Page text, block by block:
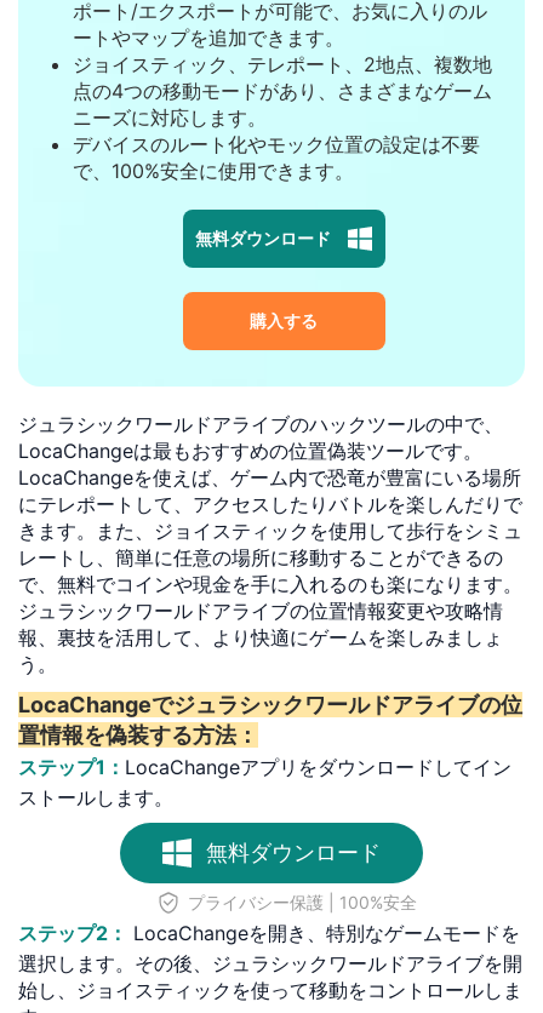
ポート/エクスポートが可能で、お気に入りのル
ートやマップを追加できます。
ジョイスティック、テレポート、2地点、複数地
点の4つの移動モードがあり、さまざまなゲーム
ニーズに対応します。
デバイスのルート化やモック位置の設定は不要
で、100%安全に使用できます。
無料ダウンロード
購入する
ジュラシックワールドアライブのハックツールの中で、
LocaChangeは最もおすすめの位置偽装ツールです。
LocaChangeを使えば、ゲーム内で恐竜が豊富にいる場所
にテレポートして、アクセスしたりバトルを楽しんだりで
きます。また、ジョイスティックを使用して歩行をシミュ
レートし、簡単に任意の場所に移動することができるの
で、無料でコインや現金を手に入れるのも楽になります。
ジュラシックワールドアライブの位置情報変更や攻略情
報、裏技を活用して、より快適にゲームを楽しみましょ
う。
LocaChangeでジュラシックワールドアライブの位
置情報を偽装する方法：
ステップ1： LocaChangeアプリをダウンロードしてイン
ストールします。
無料ダウンロード
プライバシー保護 | 100%安全
ステップ2： LocaChangeを開き、特別なゲームモードを
選択します。その後、ジュラシックワールドアライブを開
始し、ジョイスティックを使って移動をコントロールしま